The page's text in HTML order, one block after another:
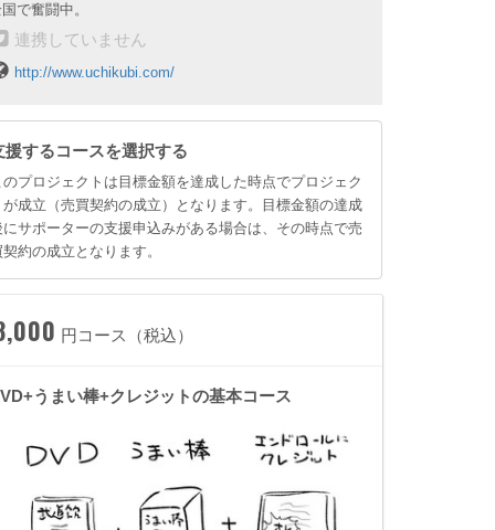
で奮闘中。
連携していません
http://www.uchikubi.com/
援するコースを選択する
のプロジェクトは目標金額を達成した時点でプロジェク
が成立（売買契約の成立）となります。目標金額の達成
にサポーターの支援申込みがある場合は、その時点で売
契約の成立となります。
円コース（税込）
うまい棒+クレジットの基本コース